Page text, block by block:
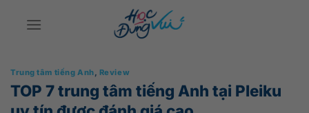
Trung tâm tiếng Anh, Review
TOP 7 trung tâm tiếng Anh tại Pleiku